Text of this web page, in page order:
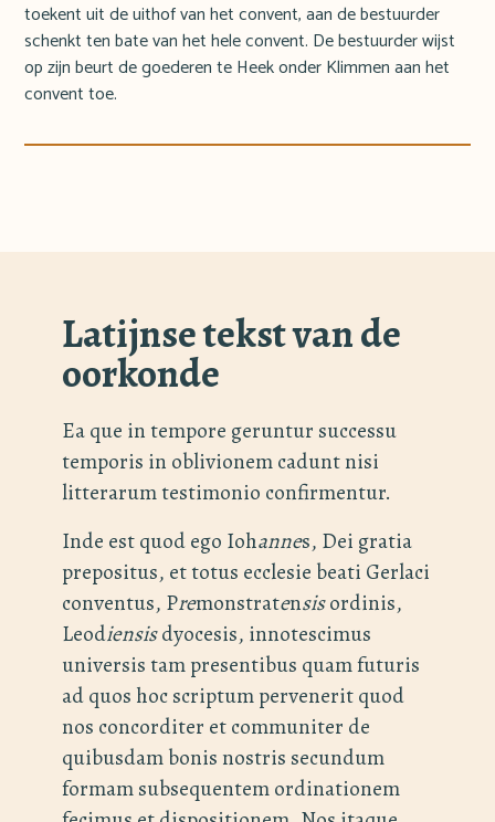
toekent uit de uithof van het convent, aan de bestuurder
schenkt ten bate van het hele convent. De bestuurder wijst
op zijn beurt de goederen te Heek onder Klimmen aan het
convent toe.
Latijnse tekst van de
oorkonde
Ea que in tempore geruntur successu
temporis in oblivionem cadunt nisi
litterarum testimonio confirmentur.
Inde est quod ego Iohannes, Dei gratia
prepositus, et totus ecclesie beati Gerlaci
conventus, Premonstratensisordinis,
Leodiensisdyocesis, innotescimus
universis tam presentibus quam futuris
ad quos hoc scriptum pervenerit quod
nos concorditer et communiter de
quibusdam bonis nostris secundum
formam subsequentem ordinationem